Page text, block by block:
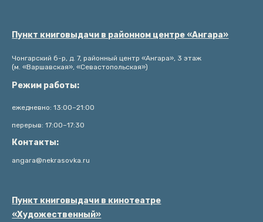
Пункт книговыдачи в районном центре «Ангара»
Чонгарский б-р, д. 7, районный центр «Ангара», 3 этаж
(м. «Варшавская», «Севастопольская»)
Режим работы:
ежедневно: 13:00–21:00
перерыв: 17:00–17:30
Контакты:
angara@nekrasovka.ru
Пункт книговыдачи в кинотеатре
«Художественный»